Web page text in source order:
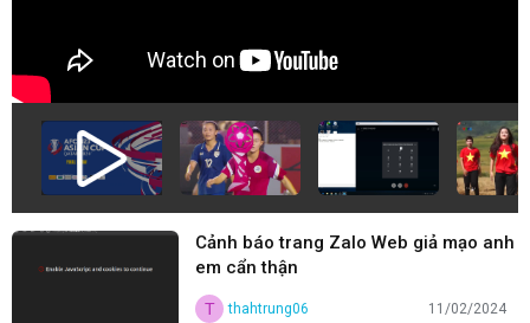
Cảnh báo trang Zalo Web giả mạo anh
em cẩn thận
T thahtrung06 11/02/2024